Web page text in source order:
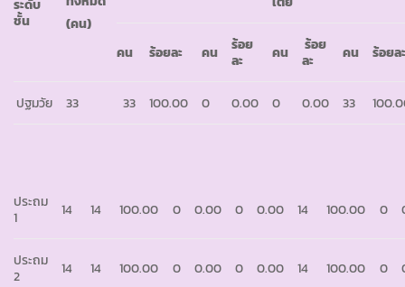
ระดับ
ชั้น
(คน)
คน ร้อยละ คน
ร้อย
ละ
คน
ร้อย
ละ
คน ร้อยล
ปฐมวัย 33 33 100.00 0 0.00 0 0.00 33
ประถม
1
14 14 100.00 0 0.00 0 0.00 14 100.00 0
ประถม
2
14 14 100.00 0 0.00 0 0.00 14 100.00 0